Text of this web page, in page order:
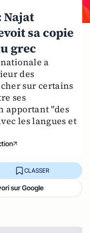
Najat
sa copie
grec
a
des
sur certains
ses
apportant "des
les langues et
CLASSER
sur Google